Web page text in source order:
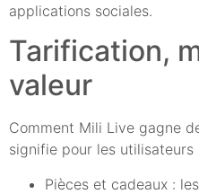
applications sociales.
Tarification,
valeur
Comment Mili Live gagne
signifie pour les utilisateurs
Pièces et cadeaux :